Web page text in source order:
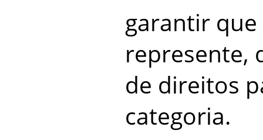
garantir que
represente,
de direitos
categoria.